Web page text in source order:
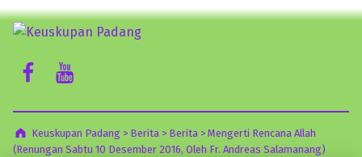
Keuskupan Padang > Berita> Berita> Mengerti Rencana Allah
(Renungan Sabtu 10 Desember 2016, Oleh Fr. Andreas Salamanang)